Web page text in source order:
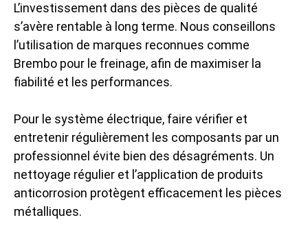
L’investissement dans des pièces de qualité
s’avère rentable à long terme. Nous conseillons
l’utilisation de marques reconnues comme
Brembo pour le freinage, afin de maximiser la
fiabilité et les performances.
Pour le système électrique, faire vérifier et
entretenir régulièrement les composants par un
professionnel évite bien des désagréments. Un
nettoyage régulier et l’application de produits
anticorrosion protègent efficacement les pièces
métalliques.